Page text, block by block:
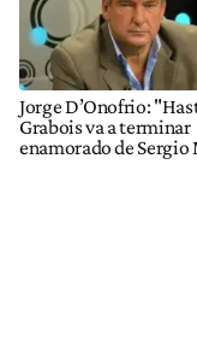
Jorge D’Onofrio:
Grabois va a terminar
enamorado de Sergio